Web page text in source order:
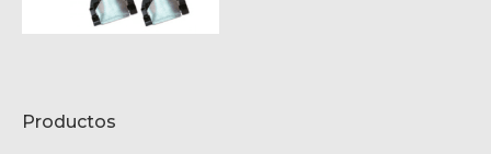
Productos